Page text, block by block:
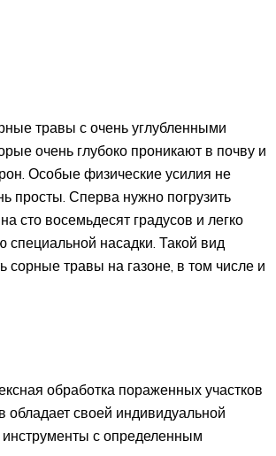
травы с очень углубленными
очень глубоко проникают в почву и
Особые физические усилия не
просты. Сперва нужно погрузить
сто восемьдесят градусов и легко
специальной насадки. Такой вид
сорные травы на газоне, в том числе и
обработка пораженных участков
обладает своей индивидуальной
с определенным